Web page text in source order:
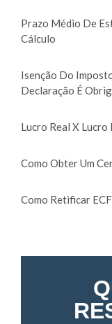
Prazo Médio De
Cálculo
Isenção Do
Declaração É
Lucro Real X Lucro
Como Obter Um
Como Retificar